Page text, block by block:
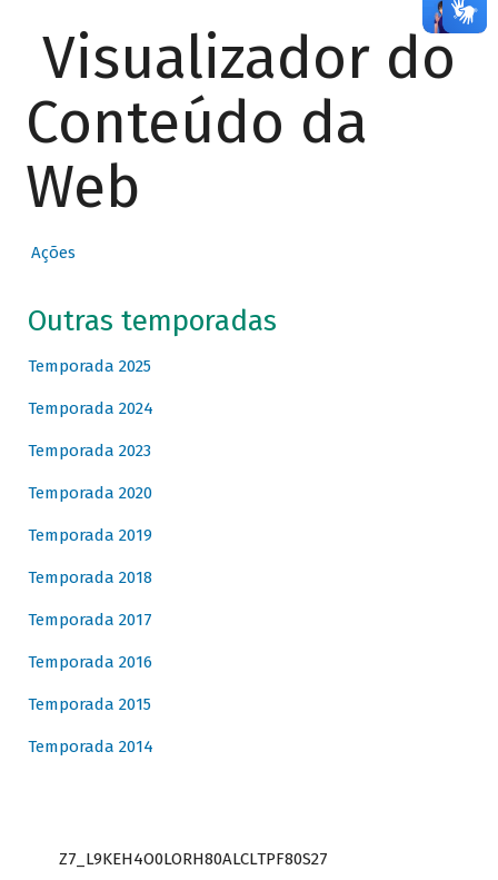
Visualizador do
Conteúdo da
Web
Ações
Outras temporadas
Temporada 2025
Temporada 2024
Temporada 2023
Temporada 2020
Temporada 2019
Temporada 2018
Temporada 2017
Temporada 2016
Temporada 2015
Temporada 2014
Z7_L9KEH4O0LORH80ALCLTPF80S27